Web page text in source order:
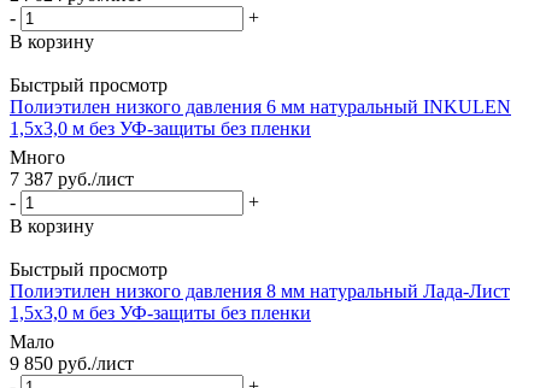
-
+
В корзину
Быстрый просмотр
Полиэтилен низкого давления 6 мм натуральный INKULEN
1,5х3,0 м без УФ-защиты без пленки
Много
7 387 руб./лист
-
+
В корзину
Быстрый просмотр
Полиэтилен низкого давления 8 мм натуральный Лада-Лист
1,5х3,0 м без УФ-защиты без пленки
Мало
9 850 руб./лист